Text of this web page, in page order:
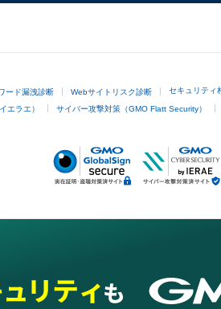
ード漏洩診断 Webサイトリスク診断 セキュリティ
エラエ） サイバー攻撃対策（GMO Flatt Security）